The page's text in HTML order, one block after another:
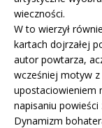
wieczności.
W to wierzył
kartach dojrzałej
autor powtarza,
wcześniej motyw z
upostaciowieniem
napisaniu
Dynamizm